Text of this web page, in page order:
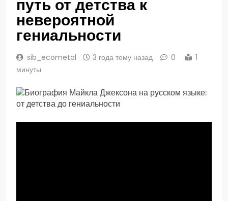
путь от детства к
невероятной
гениальности
sib_ecometal 3 года тому назад 0
1
минуты